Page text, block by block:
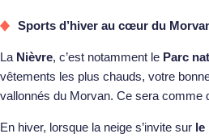
Sports d’hiver au cœur du
La Nièvre, c’est notamment le Parc
vêtements les plus chauds, votre
vallonnés du Morvan. Ce sera comme
En hiver, lorsque la neige s’invite sur le